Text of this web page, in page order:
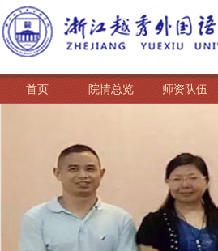
首页 院情总览 师资队伍